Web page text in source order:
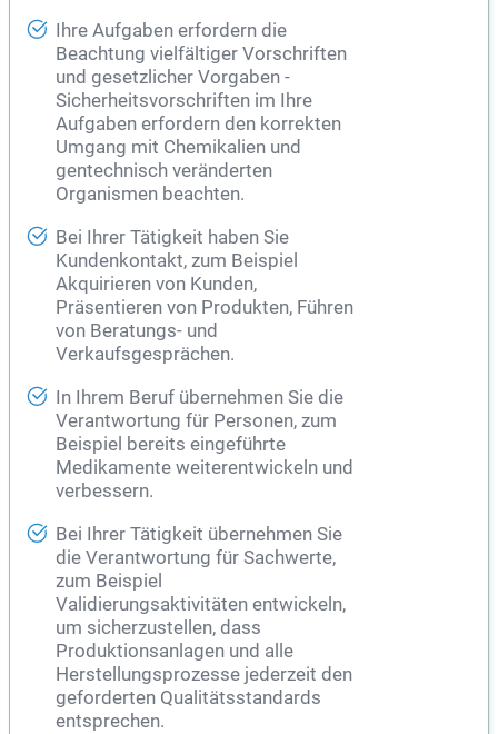
Ihre Aufgaben erfordern die
Beachtung vielfältiger Vorschriften
und gesetzlicher Vorgaben -
Sicherheitsvorschriften im Ihre
Aufgaben erfordern den korrekten
Umgang mit Chemikalien und
gentechnisch veränderten
Organismen beachten.
Bei Ihrer Tätigkeit haben Sie
Kundenkontakt, zum Beispiel
Akquirieren von Kunden,
Präsentieren von Produkten, Führen
von Beratungs- und
Verkaufsgesprächen.
In Ihrem Beruf übernehmen Sie die
Verantwortung für Personen, zum
Beispiel bereits eingeführte
Medikamente weiterentwickeln und
verbessern.
Bei Ihrer Tätigkeit übernehmen Sie
die Verantwortung für Sachwerte,
zum Beispiel
Validierungsaktivitäten entwickeln,
um sicherzustellen, dass
Produktionsanlagen und alle
Herstellungsprozesse jederzeit den
geforderten Qualitätsstandards
entsprechen.